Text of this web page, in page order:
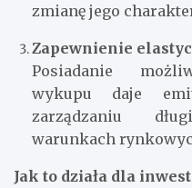
zmianę jego
Zapewnienie
Posiadanie
wykupu daje
zarządzaniu
warunkach
Jak to działa dla